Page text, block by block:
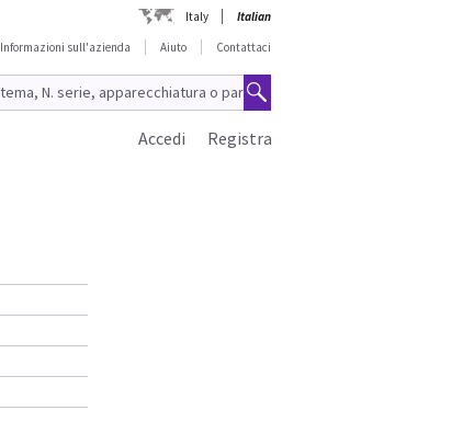
Italy
Italian
Informazioni sull'azienda
Aiuto Contattaci
Registra
Accedi